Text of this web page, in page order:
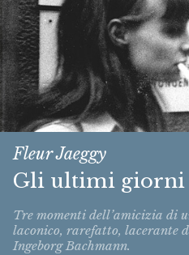
Fleur Jaeggy
Gli ultimi giorni
Tre momenti dell’amicizia di
laconico, rarefatto, lacerante
Ingeborg Bachmann.